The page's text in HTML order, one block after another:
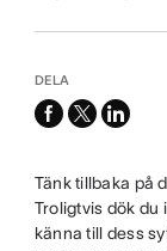
DELA
facebook
x-
linkedin
Tänk tillbaka på
Troligtvis dök du
känna till dess